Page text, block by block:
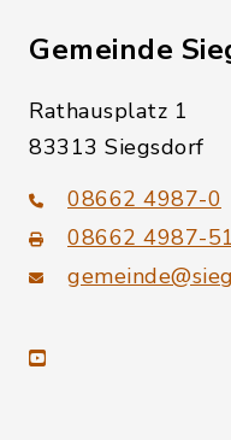
Gemeinde
Rathausplatz 1
83313 Siegsdorf
08662 4987-0
08662 4987-51
youtube